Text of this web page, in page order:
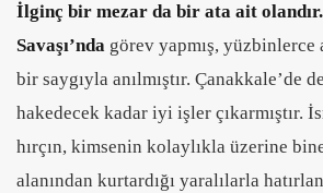
İlginç bir mezar da bir ata ait olandır.
Savaşı’nda görev yapmış, yüzbinlerce
bir saygıyla anılmıştır. Çanakkale’de
hakedecek kadar iyi işler çıkarmıştır.
hırçın, kimsenin kolaylıkla üzerine
alanından kurtardığı yaralılarla